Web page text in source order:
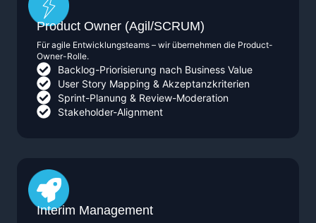
Product Owner (Agil/SCRUM)
Für agile Entwicklungsteams – wir übernehmen die Product-
Owner-Rolle.
Backlog-Priorisierung nach Business Value
User Story Mapping & Akzeptanzkriterien
Sprint-Planung & Review-Moderation
Stakeholder-Alignment
Interim Management